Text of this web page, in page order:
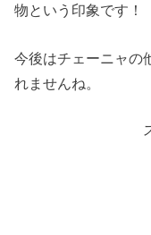
物という印象です！
今後はチェーニャの
れませんね。